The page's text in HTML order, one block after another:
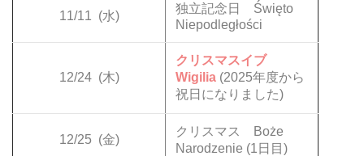
11/11 (水)
独立記念日 Święto
Niepodległości
12/24 (木)
クリスマスイブ
Wigilia (2025年度から
祝日になりました)
12/25 (金)
クリスマス Boże
Narodzenie (1日目)